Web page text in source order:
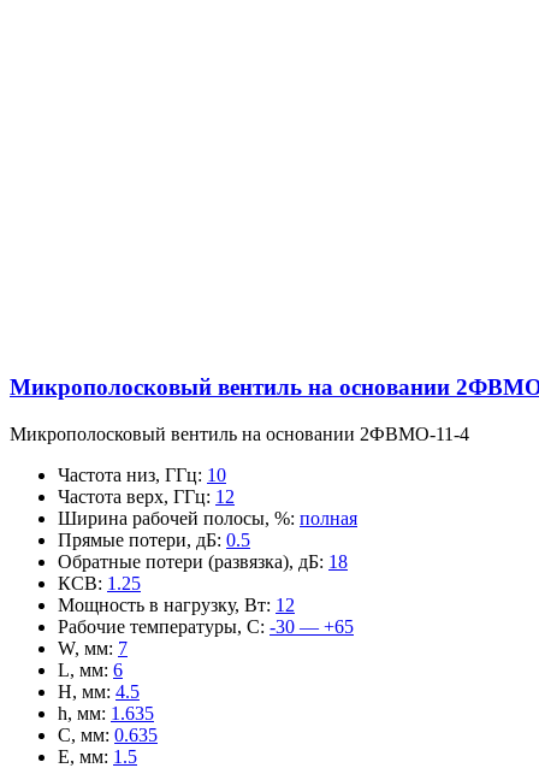
Микрополосковый вентиль на основании
Микрополосковый вентиль на основании 2ФВМO-11-4
Частота низ, ГГц: 10
Частота верх, ГГц: 12
Ширина рабочей полосы, %: полная
Прямые потери, дБ: 0.5
Обратные потери (развязка), дБ: 18
КСВ: 1.25
Мощность в нагрузку, Вт: 12
Рабочие температуры, С: -30 — +65
W, мм: 7
L, мм: 6
H, мм: 4.5
h, мм: 1.635
C, мм: 0.635
E, мм: 1.5